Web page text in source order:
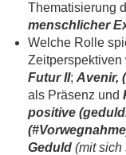
Thematisierung
menschlicher
Welche Rolle
Zeitperspektiven
Futur II; Avenir,
als Präsenz und
positive
Geduld (mit sich